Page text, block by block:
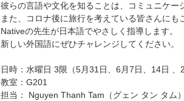
彼らの言語や文化を知ることは、コミュニケー
また、コロナ後に旅行を考えている皆さんにも
Nativeの先生が日本語でやさしく指導します。
新しい外国語にぜひチャレンジしてください。
日時：水曜日 3限（5月31日、6月7日、14日 、
教室：G201
担当： Nguyen Thanh Tam（グェン タン タム